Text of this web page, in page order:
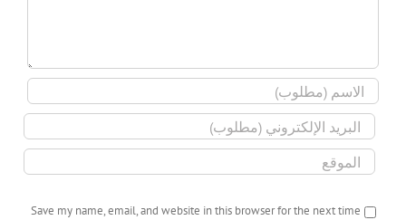
Save my name, email, and website in this browser for the next time